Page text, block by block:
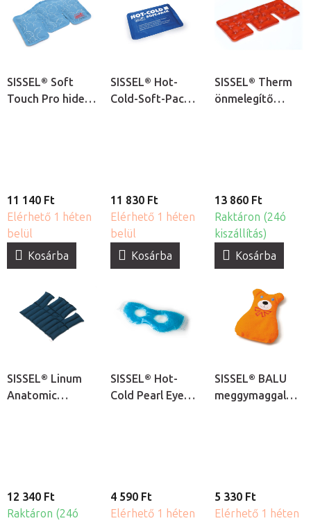
SISSEL® Soft
Touch Pro hideg-
11 140 Ft
Elérhető 1 héten
belül
Kosárba
SISSEL® Hot-
Cold-Soft-Pack
11 830 Ft
Elérhető 1 héten
belül
Kosárba
SISSEL® Therm
önmelegítő
13 860 Ft
Raktáron (24ó
kiszállítás)
Kosárba
SISSEL® Linum
Anatomic
12 340 Ft
Raktáron (24ó
SISSEL® Hot-
Cold Pearl Eye
4 590 Ft
Elérhető 1 héten
SISSEL® BALU
meggymaggal
5 330 Ft
Elérhető 1 héten